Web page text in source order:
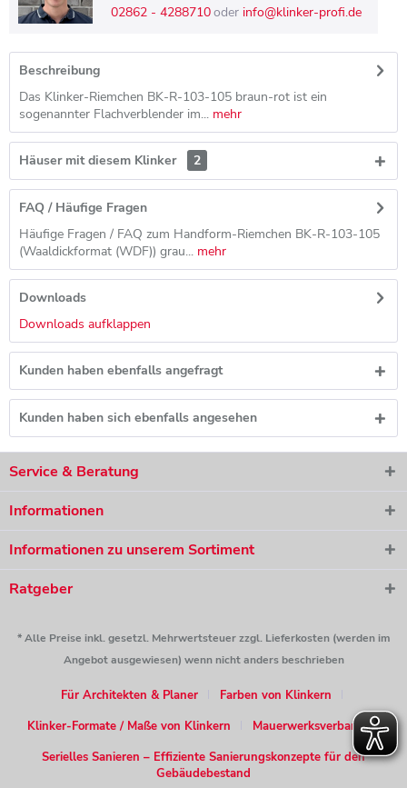
02862 - 4288710oder info@klinker-profi.de
Beschreibung
Das Klinker-Riemchen BK-R-103-105 braun-rot ist ein
sogenannter Flachverblender im... mehr
Häuser mit diesem Klinker 2
FAQ / Häufige Fragen
Häufige Fragen / FAQ zum Handform-Riemchen BK-R-103-105
(Waaldickformat (WDF)) grau... mehr
Downloads
Downloads aufklappen
Kunden haben ebenfalls angefragt
Kunden haben sich ebenfalls angesehen
Service & Beratung
Informationen
Informationen zu unserem Sortiment
Ratgeber
* Alle Preise inkl. gesetzl. Mehrwertsteuer zzgl. Lieferkosten (werden im
Angebot ausgewiesen) wenn nicht anders beschrieben
Für Architekten & Planer
Farben von Klinkern
Klinker-Formate / Maße von Klinkern
Mauerwerksverband
Serielles Sanieren – Effiziente Sanierungskonzepte für den
Gebäudebestand